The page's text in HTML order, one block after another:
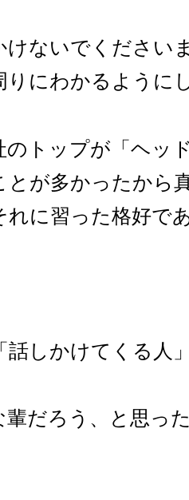
けないでください
りにわかるように
のトップが「ヘッ
とが多かったから
れに習った格好で
話しかけてくる人
だろう、と思っ